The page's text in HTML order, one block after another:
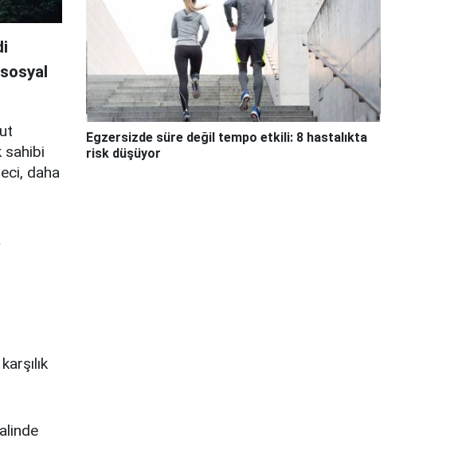
sahibi
daha
Egzersizde süre değil tempo etkili: 8 hastalıkta
risk düşüyor